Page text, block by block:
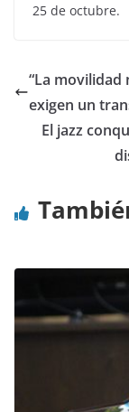
25 de octubre.
“La movilidad
exigen un
El jazz